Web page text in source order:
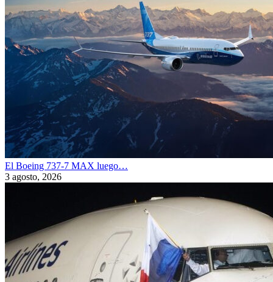
El Boeing 737-7 MAX luego…
3 agosto, 2026